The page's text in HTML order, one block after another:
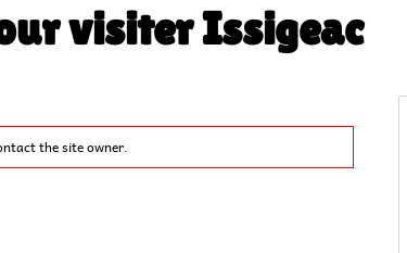
visiter Issigeac
the site owner.